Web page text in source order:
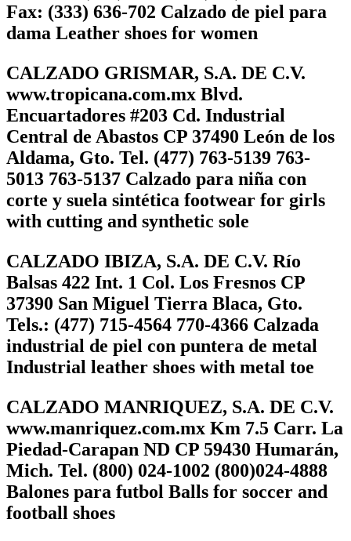
Fax: (333) 636-702 Calzado de piel para
dama Leather shoes for women
CALZADO GRISMAR, S.A. DE C.V.
www.tropicana.com.mx Blvd.
Encuartadores #203 Cd. Industrial
Central de Abastos CP 37490 León de los
Aldama, Gto. Tel. (477) 763-5139 763-
5013 763-5137 Calzado para niña con
corte y suela sintética footwear for girls
with cutting and synthetic sole
CALZADO IBIZA, S.A. DE C.V. Río
Balsas 422 Int. 1 Col. Los Fresnos CP
37390 San Miguel Tierra Blaca, Gto.
Tels.: (477) 715-4564 770-4366 Calzada
industrial de piel con puntera de metal
Industrial leather shoes with metal toe
CALZADO MANRIQUEZ, S.A. DE C.V.
www.manriquez.com.mx Km 7.5 Carr. La
Piedad-Carapan ND CP 59430 Humarán,
Mich. Tel. (800) 024-1002 (800)024-4888
Balones para futbol Balls for soccer and
football shoes